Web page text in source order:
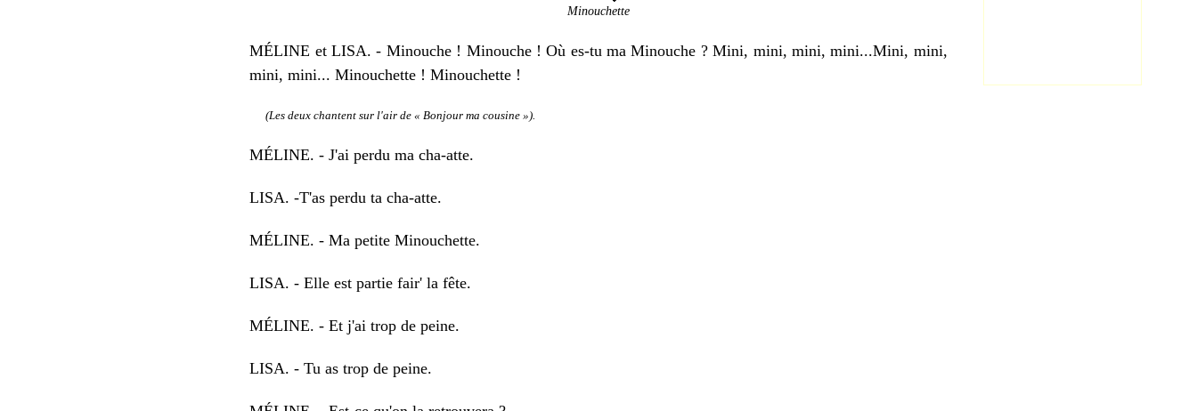
Minouchette
MÉLINE et LISA. - Minouche ! Minouche ! Où es-tu ma Minouche ? Mini, mini, mini, mini...Mini, mini,
mini, mini... Minouchette ! Minouchette !
(Les deux chantent sur l'air de « Bonjour ma cousine »).
MÉLINE. - J'ai perdu ma cha-atte.
LISA. -T'as perdu ta cha-atte.
MÉLINE. - Ma petite Minouchette.
LISA. - Elle est partie fair' la fête.
MÉLINE. - Et j'ai trop de peine.
LISA. - Tu as trop de peine.